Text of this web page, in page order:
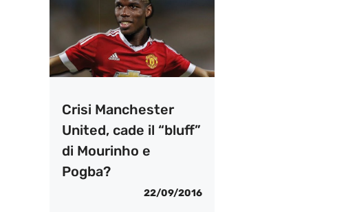
Crisi Manchester
United, cade il “bluff”
di Mourinho e
Pogba?
22/09/2016